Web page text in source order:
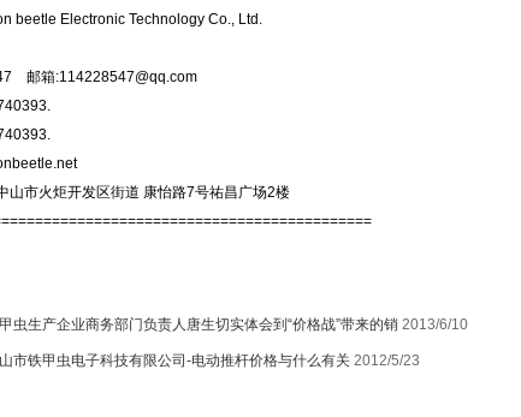
beetle Electronic Technology Co., Ltd.
邮箱:114228547@qq.com
山市火炬开发区街道 康怡路7号祐昌广场2楼
虫生产企业商务部门负责人唐生切实体会到“价格战”带来的销 2013/6/10
市铁甲虫电子科技有限公司-电动推杆价格与什么有关 2012/5/23